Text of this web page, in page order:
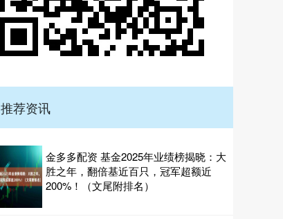
推荐资讯
金多多配资 基金2025年业绩榜揭晓：大
胜之年，翻倍基近百只，冠军超额近
200%！（文尾附排名）